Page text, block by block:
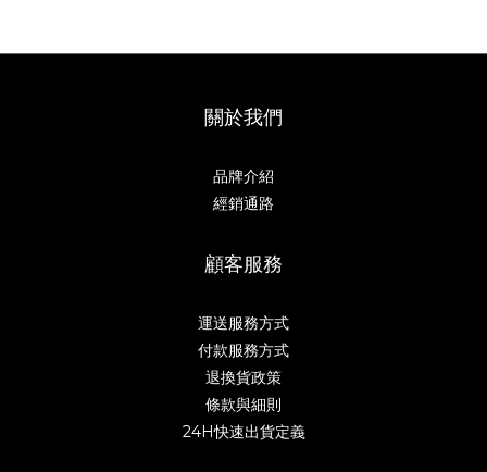
關於我們
品牌介紹
經銷通路
顧客服務
運送服務方式
付款服務方式
退換貨政策
條款與細則
24H快速出貨定義